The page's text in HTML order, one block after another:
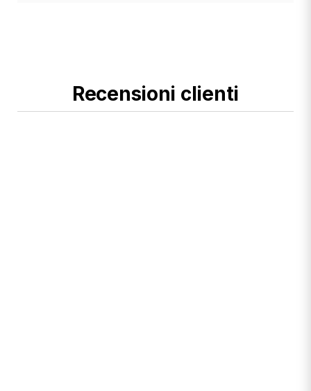
Recensioni clienti